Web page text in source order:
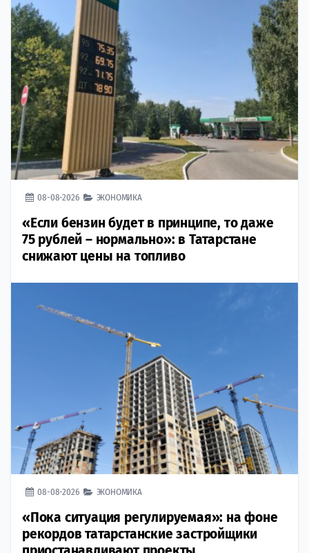
08-08-2026 ЭКОНОМИКА
«Если бензин будет в принципе, то даже
75 рублей – нормально»: в Татарстане
снижают цены на топливо
08-08-2026 ЭКОНОМИКА
«Пока ситуация регулируемая»: на фоне
рекордов татарстанские застройщики